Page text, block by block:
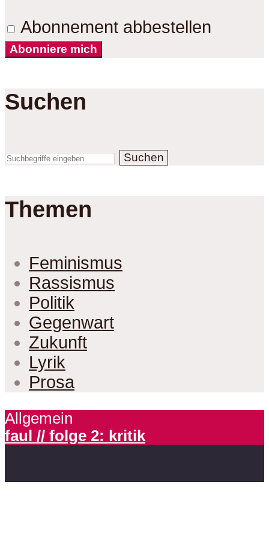
Abonnement abbestellen
Abonniere mich
Suchen
Suchen
Themen
Feminismus
Rassismus
Politik
Gegenwart
Zukunft
Lyrik
Prosa
Allgemein
faul // folge 2: kritik